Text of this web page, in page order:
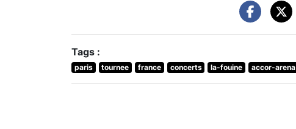
Tags :
paris tournee france concerts la-fouine accor-arena